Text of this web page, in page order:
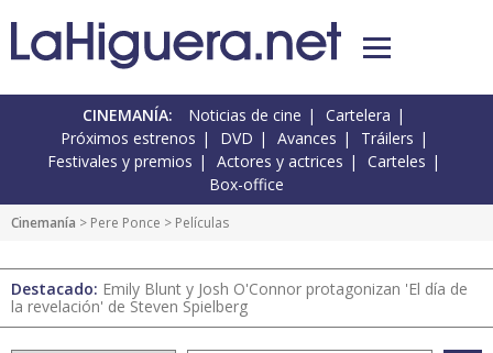
CINEMANÍA: Noticias de cine
Cartelera
Próximos estrenos
DVD Avances
Tráilers
Festivales y premios
Actores y actrices
Carteles
Box-office
Cinemanía > Pere Ponce > Películas
Destacado: Emily Blunt y Josh O'Connor protagonizan 'El día de
la revelación' de Steven Spielberg